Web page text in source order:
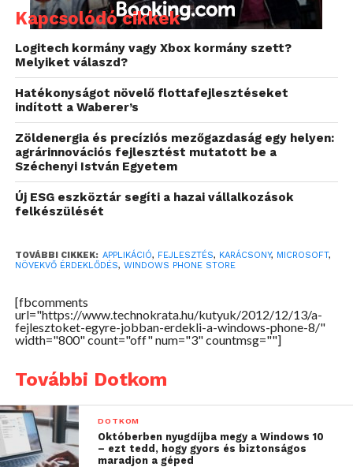
Kapcsolódó cikkek
Logitech kormány vagy Xbox kormány szett?
Melyiket válaszd?
Hatékonyságot növelő flottafejlesztéseket
indított a Waberer’s
Zöldenergia és precíziós mezőgazdaság egy helyen:
agrárinnovációs fejlesztést mutatott be a
Széchenyi István Egyetem
Új ESG eszköztár segíti a hazai vállalkozások
felkészülését
TOVÁBBI CIKKEK: APPLIKÁCIÓ, FEJLESZTÉS, KARÁCSONY, MICROSOFT,
NÖVEKVŐ ÉRDEKLŐDÉS, WINDOWS PHONE STORE
[fbcomments
url="https://www.technokrata.hu/kutyuk/2012/12/13/a-
fejlesztoket-egyre-jobban-erdekli-a-windows-phone-8/"
width="800" count="off" num="3" countmsg=""]
További Dotkom
DOTKOM
Októberben nyugdíjba megy a Windows 10
– ezt tedd, hogy gyors és biztonságos
maradjon a géped